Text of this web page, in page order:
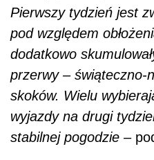
Pierwszy tydzień jest
pod względem
dodatkowo
przerwy – świąteczno-
skoków. Wielu
wyjazdy na drugi
stabilnej pogodzie –